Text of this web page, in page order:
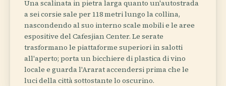
Una scalinata in pietra larga quanto un'autostrada
a sei corsie sale per 118 metri lungo la collina,
nascondendo al suo interno scale mobili e le aree
espositive del Cafesjian Center. Le serate
trasformano le piattaforme superiori in salotti
all'aperto; porta un bicchiere di plastica di vino
locale e guarda l'Ararat accendersi prima che le
luci della città sottostante lo oscurino.